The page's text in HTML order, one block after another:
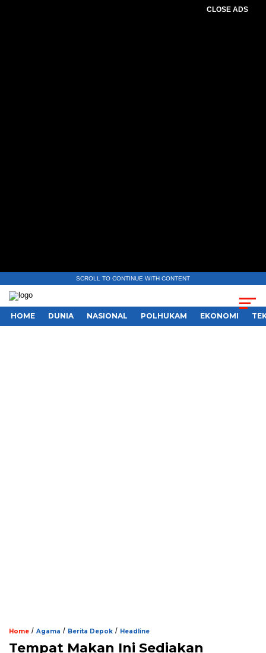
CLOSE ADS
SCROLL TO CONTINUE WITH CONTENT
HOME DUNIA NASIONAL POLHUKAM EKONOMI
Home / Agama / Berita Depok / Headline
Tempat Makan Ini Sediakan